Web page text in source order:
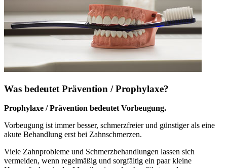
Was bedeutet Prävention / Prophylaxe?
Prophylaxe / Prävention bedeutet Vorbeugung.
Vorbeugung ist immer besser, schmerzfreier und günstiger als eine
akute Behandlung erst bei Zahnschmerzen.
Viele Zahnprobleme und Schmerzbehandlungen lassen sich
vermeiden, wenn regelmäßig und sorgfältig ein paar kleine